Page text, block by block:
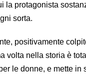
la protagonista
sorta.
positivamente
volta nella storia è
le donne, e mette in